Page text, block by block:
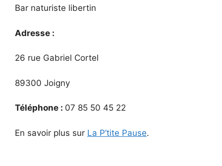
Bar naturiste libertin
Adresse :
26 rue Gabriel Cortel
89300 Joigny
Téléphone : 07 85 50 45 22
En savoir plus sur La P’tite Pause.